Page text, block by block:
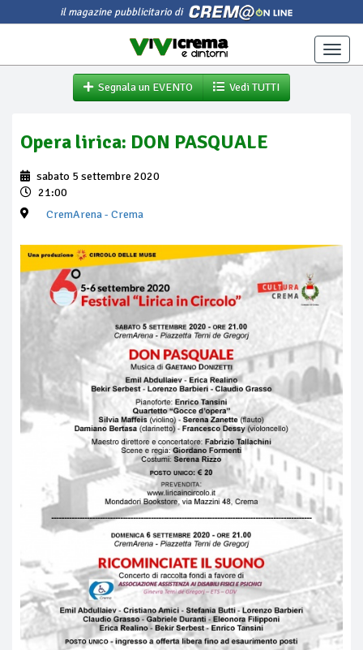
il magazine pubblicitario di
Toggle
Segnala un EVENTO
Vedi TUTTI
Opera lirica: DON PASQUALE
sabato 5 settembre 2020
21:00
CremArena- Crema